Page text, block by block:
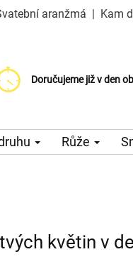
aranžmá | Kam
Doručujeme již v den
Doručujeme již od 99 Kč
Možný výběr času a
Růže
květin v